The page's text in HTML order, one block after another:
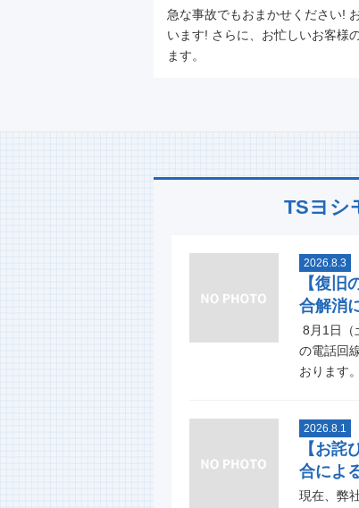
急な事故でもおまかせください!
います! さらに、お忙しいお客様
ます。
TSヨシ
2026.8.3
【復旧
合解消
8月1日（
の電話回
おります
2026.8.1
【お詫
合によ
現在、弊